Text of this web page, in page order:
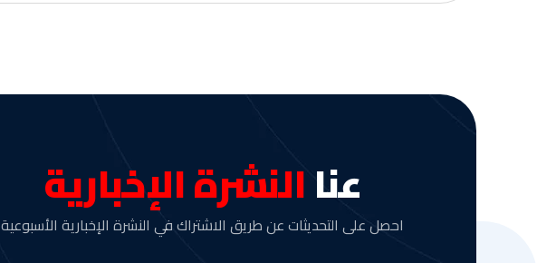
عناالنشرة الإخبارية
احصل على التحديثات عن طريق الاشتراك في النشرة الإخبارية الأسبوعية